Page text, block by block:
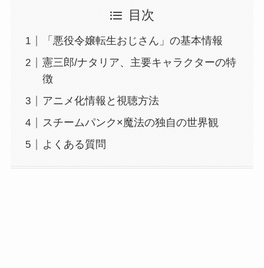
目次
「悪役令嬢転生おじさん」の基本情報
憲三郎/ナタリア、主要キャラクターの特
徴
アニメ化情報と視聴方法
スチームパンク×魔法の独自の世界観
よくある質問